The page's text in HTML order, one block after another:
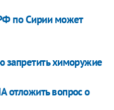
по Сирии может
запретить химоружие
отложить вопрос о